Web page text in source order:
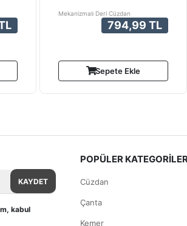
Mekanizmalı Deri Cüzdan
794,99 TL
Sepete Ekle
POPÜLER KATEGORİLER
Cüzdan
Çanta
Kemer
KAYDET
kabul